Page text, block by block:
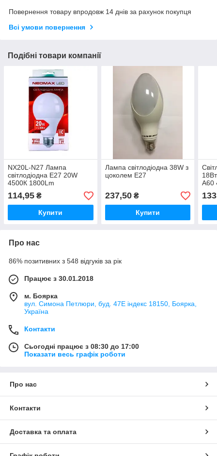
Повернення товару впродовж 14 днів за рахунок покупця
Всі умови повернення
Подібні товари компанії
NX20L-N27 Лампа
світлодіодна Е27 20W
4500К 1800Lm
114,95 ₴
Купити
Лампа світлодіодна 38W з
цоколем E27
237,50₴
Купити
A60
Про нас
86% позитивних з 548 відгуків за рік
Працює з 30.01.2018
м. Боярка
вул. Симона Петлюри, буд. 47Е індекс 18150, Боярка,
Україна
Контакти
Сьогодні працює з 08:30 до 17:00
Показати весь графік роботи
Про нас
Контакти
Доставка та оплата